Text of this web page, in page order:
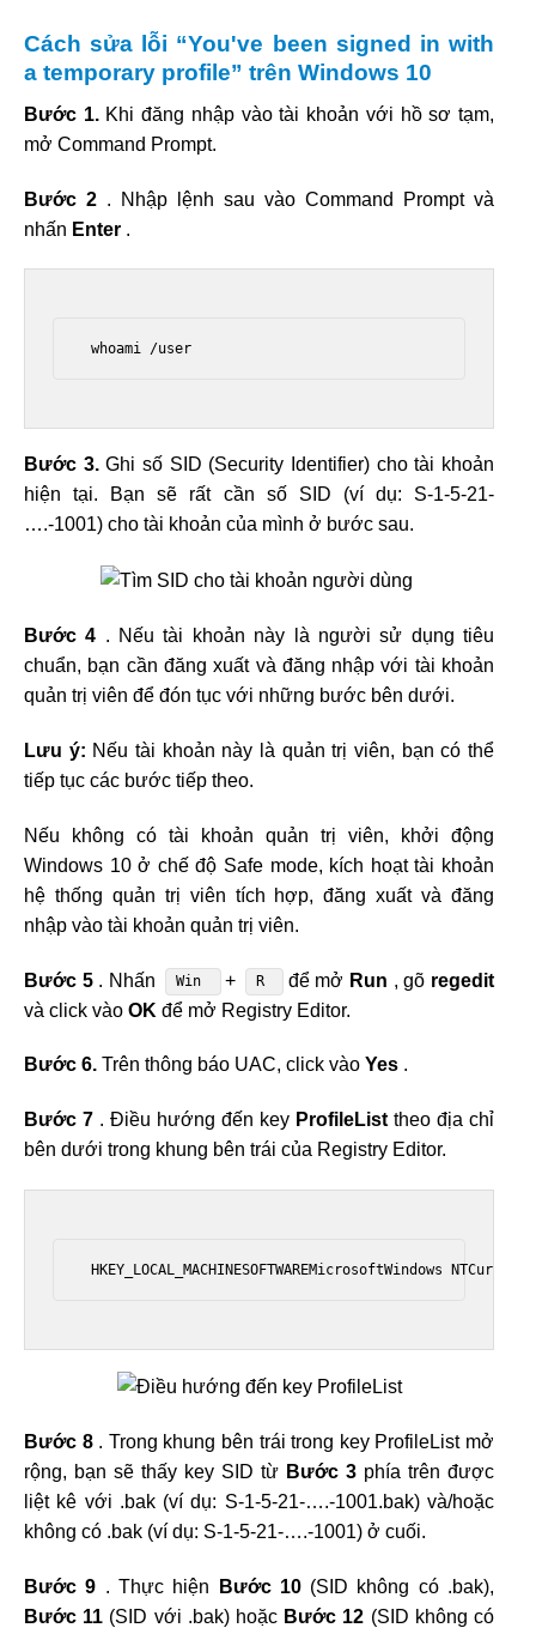
Cách sửa lỗi “You've been signed in with
a temporary profile” trên Windows 10
Bước 1. Khi đăng nhập vào tài khoản với hồ sơ tạm,
mở Command Prompt.
Bước 2 . Nhập lệnh sau vào Command Prompt và
nhấn Enter .
whoami /user
Bước 3.Ghi số SID (Security Identifier) cho tài khoản
hiện tại. Bạn sẽ rất cần số SID (ví dụ: S-1-5-21-
….-1001) cho tài khoản của mình ở bước sau.
Bước 4 . Nếu tài khoản này là người sử dụng tiêu
chuẩn, bạn cần đăng xuất và đăng nhập với tài khoản
quản trị viên để đón tục với những bước bên dưới.
Lưu ý: Nếu tài khoản này là quản trị viên, bạn có thể
tiếp tục các bước tiếp theo.
Nếu không có tài khoản quản trị viên, khởi động
Windows 10 ở chế độ Safe mode, kích hoạt tài khoản
hệ thống quản trị viên tích hợp, đăng xuất và đăng
nhập vào tài khoản quản trị viên.
Bước 5 . Nhấn Win + R để mở Run , gõ regedit
và click vào OK để mở Registry Editor.
Bước 6. Trên thông báo UAC, click vào Yes .
Bước 7 . Điều hướng đến key ProfileList theo địa chỉ
bên dưới trong khung bên trái của Registry Editor.
HKEY_LOCAL_MACHINESOFTWAREMicrosoftWindows
Bước 8 . Trong khung bên trái trong key ProfileList mở
rộng, bạn sẽ thấy key SID từ Bước 3 phía trên được
liệt kê với .bak (ví dụ: S-1-5-21-….-1001.bak) và/hoặc
không có .bak (ví dụ: S-1-5-21-….-1001) ở cuối.
Bước 9 . Thực hiện Bước 10 (SID không có .bak),
Bước 11 (SID với .bak) hoặc Bước 12 (SID không có